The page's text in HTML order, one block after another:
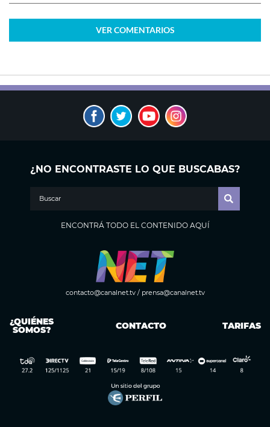
VER COMENTARIOS
¿NO ENCONTRASTE LO QUE BUSCABAS?
ENCONTRÁ TODO EL CONTENIDO AQUÍ
contacto@canalnet.tv/ prensa@canalnet.tv
¿QUIÉNES
SOMOS? CONTACTO TARIFAS